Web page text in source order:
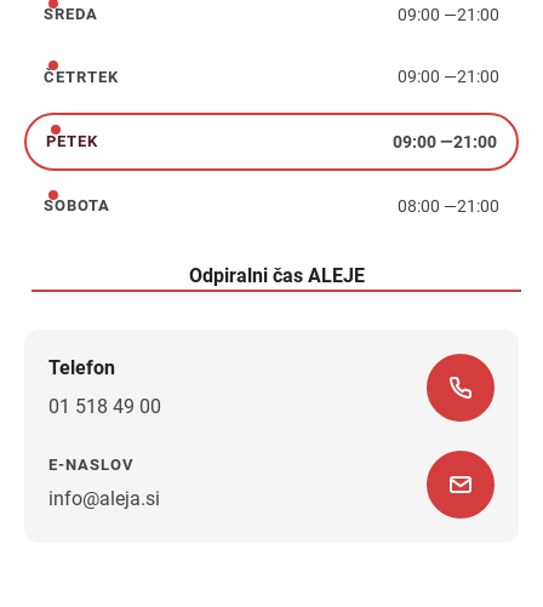
sreda
SREDA 09:00 —21:00
četrtek
ČETRTEK 09:00 —21:00
petek
PETEK 09:00—21:00
sobota
SOBOTA 08:00 —21:00
Odpiralni čas ALEJE
Telefon
01 518 49 00
E-NASLOV
info@aleja.si